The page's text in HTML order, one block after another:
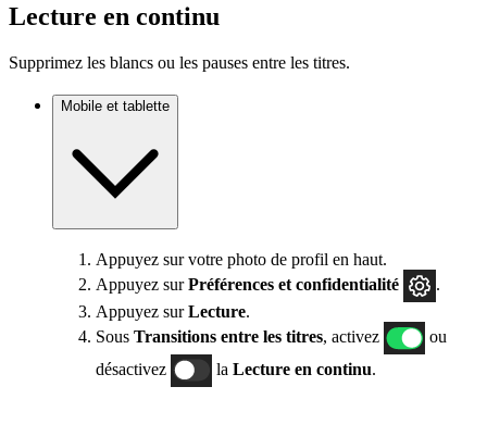
Lecture en continu
Supprimez les blancs ou les pauses entre les titres.
Mobile et tablette
Appuyez sur votre photo de profil en haut.
Appuyez surPréférences et confidentialité
.
Appuyez surLecture.
Sous Transitions entre les titres, activez
ou
désactivez
la Lecture en continu.